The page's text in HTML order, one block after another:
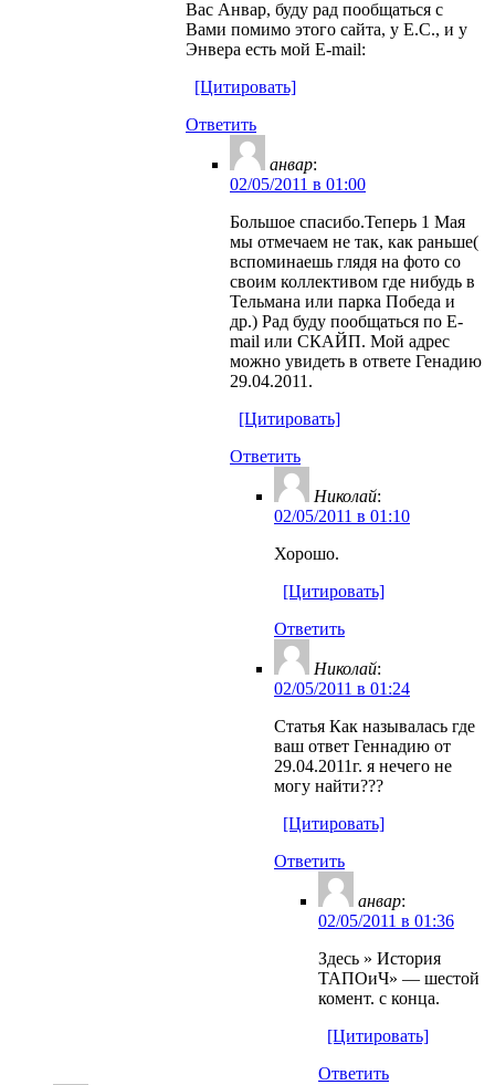
Вас Анвар, буду рад пообщаться с
Вами помимо этого сайта, у Е.С., и у
Энвера есть мой E-mail:
[Цитировать]
Ответить
анвар:
02/05/2011 в 01:00
Большое спасибо.Теперь 1 Мая
мы отмечаем не так, как раньше(
вспоминаешь глядя на фото со
своим коллективом где нибудь в
Тельмана или парка Победа и
др.) Рад буду пообщаться по E-
mail или СКАЙП. Мой адрес
можно увидеть в ответе Генадию
29.04.2011.
[Цитировать]
Ответить
Николай:
02/05/2011 в 01:10
Хорошо.
[Цитировать]
Ответить
Николай:
02/05/2011 в 01:24
Статья Как называлась где
ваш ответ Геннадию от
29.04.2011г. я нечего не
могу найти???
[Цитировать]
Ответить
анвар:
02/05/2011 в 01:36
Здесь » История
ТАПОиЧ» — шестой
комент. с конца.
[Цитировать]
Ответить